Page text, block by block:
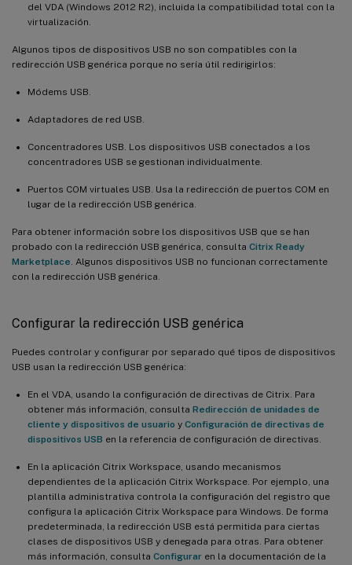
del VDA (Windows 2012 R2), incluida la compatibilidad total con la
virtualización.
Algunos tipos de dispositivos USB no son compatibles con la
redirección USB genérica porque no sería útil redirigirlos:
Módems USB.
Adaptadores de red USB.
Concentradores USB. Los dispositivos USB conectados a los
concentradores USB se gestionan individualmente.
Puertos COM virtuales USB. Usa la redirección de puertos COM en
lugar de la redirección USB genérica.
Para obtener información sobre los dispositivos USB que se han
probado con la redirección USB genérica, consulta Citrix Ready
Marketplace . Algunos dispositivos USB no funcionan correctamente
con la redirección USB genérica.
Configurar la redirección USB genérica
Puedes controlar y configurar por separado qué tipos de dispositivos
USB usan la redirección USB genérica:
En el VDA, usando la configuración de directivas de Citrix. Para
obtener más información, consulta Redirección de unidades de
cliente y dispositivos de usuario y Configuración de directivas de
dispositivos USB en la referencia de configuración de directivas.
En la aplicación Citrix Workspace, usando mecanismos
dependientes de la aplicación Citrix Workspace. Por ejemplo, una
plantilla administrativa controla la configuración del registro que
configura la aplicación Citrix Workspace para Windows. De forma
predeterminada, la redirección USB está permitida para ciertas
clases de dispositivos USB y denegada para otras. Para obtener
más información, consulta Configurar en la documentación de la